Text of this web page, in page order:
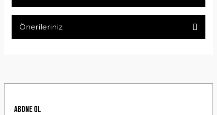
Önerileriniz
Ürün resmi kalitesiz, bozuk veya görüntülenemiyor.
ABONE OL